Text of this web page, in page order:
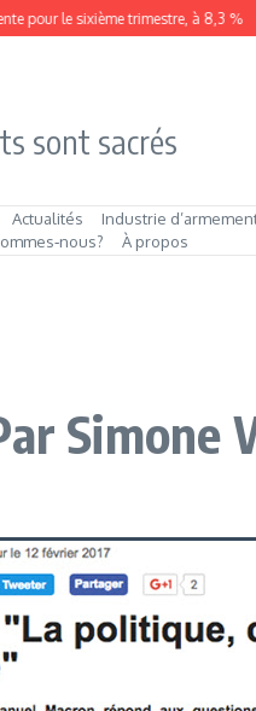
le sixième trimestre, à 8,3 %
sont sacrés
Actualités Industrie
À propos
Simone